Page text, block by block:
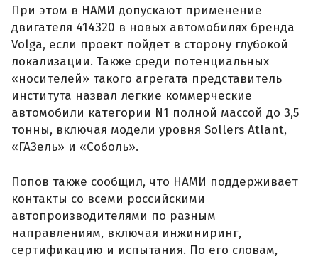
При этом в НАМИ допускают применение
двигателя 414320 в новых автомобилях бренда
Volga, если проект пойдет в сторону глубокой
локализации. Также среди потенциальных
«носителей» такого агрегата представитель
института назвал легкие коммерческие
автомобили категории N1 полной массой до 3,5
тонны, включая модели уровня Sollers Atlant,
«ГАЗель» и «Соболь».
Попов также сообщил, что НАМИ поддерживает
контакты со всеми российскими
автопроизводителями по разным
направлениям, включая инжиниринг,
сертификацию и испытания. По его словам,